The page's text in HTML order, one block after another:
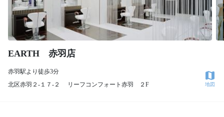
EARTH 赤羽店
赤羽駅より徒歩3分
北区赤羽２‐１７‐２ リーフコンフォート赤羽 ２F
地図